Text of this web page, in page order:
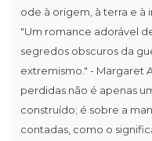
ode à origem, à terra e à
"Um romance adorável
segredos obscuros da
extremismo." - Margaret
perdidas não é apenas
construído; é sobre a
contadas, como o